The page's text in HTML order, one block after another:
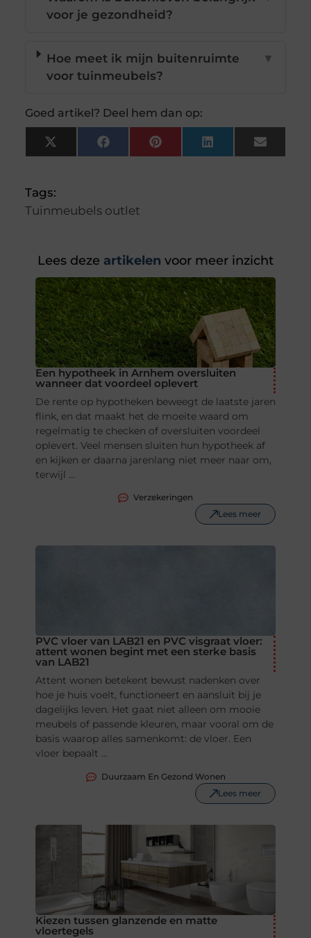
voor je gezondheid?
Hoe meet ik mijn buitenruimte
voor tuinmeubels?
▼
Goed artikel? Deel hem dan op:
X
(Twitter)
FacebookPinterestLinkedInEmail
Tags:
Tuinmeubels outlet
Lees deze artikelen voor meer inzicht
Een hypotheek in Arnhem oversluiten
wanneer dat voordeel oplevert
De rente op hypotheken beweegt de laatste jaren
flink, en dat maakt het de moeite waard om
regelmatig te checken of oversluiten voordeel
oplevert. Veel mensen sluiten hun hypotheek af
en kijken er daarna jarenlang niet meer naar om,
terwijl ...
Verzekeringen
Lees meer
PVC vloer van LAB21 en PVC visgraat vloer:
attent wonen begint met een sterke basis
van LAB21
Attent wonen betekent bewust nadenken over
hoe je huis voelt, functioneert en aansluit bij je
dagelijks leven. Het gaat niet alleen om mooie
meubels of passende kleuren, maar vooral om de
basis waarop alles samenkomt: de vloer. Een
vloer bepaalt ...
Duurzaam En Gezond Wonen
Lees meer
Kiezen tussen glanzende en matte
vloertegels